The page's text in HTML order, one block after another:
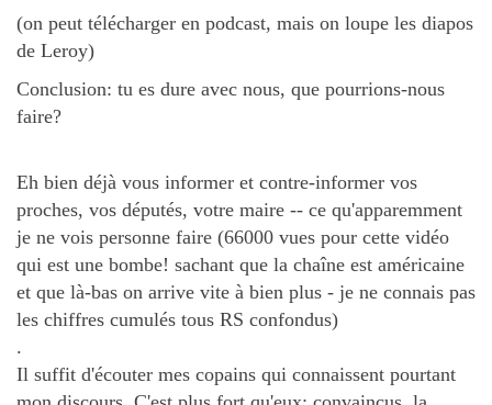
(on peut télécharger en podcast, mais on loupe les diapos
de Leroy)
Conclusion: tu es dure avec nous, que pourrions-nous
faire?
Eh bien déjà vous informer et contre-informer vos
proches, vos députés, votre maire -- ce qu'apparemment
je ne vois personne faire (66000 vues pour cette vidéo
qui est une bombe! sachant que la chaîne est américaine
et que là-bas on arrive vite à bien plus - je ne connais pas
les chiffres cumulés tous RS confondus)
.
Il suffit d'écouter mes copains qui connaissent pourtant